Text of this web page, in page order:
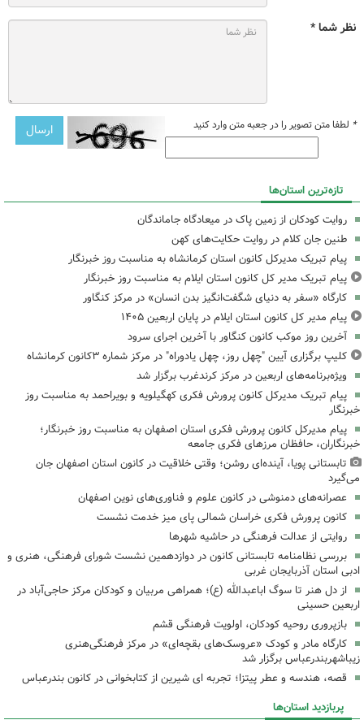
نظر شما *
* لطفا متن تصویر را در جعبه متن وارد کنید
تازه‌ترین استان‌ها
روایت کودکان از زمین پاک در میعادگاه جاماندگان
طنین جان کلام در روایت حکایت‌های کهن
پیام تبریک مدیرکل کانون استان کرمانشاه به مناسبت روز خبرنگار
پیام تبریک مدیر کل کانون استان ایلام به مناسبت روز خبرنگار
کارگاه «سفر به دنیای شگفت‌انگیز بدن انسان» در مرکز کنگاور
پیام مدیر کل کانون استان ایلام در پایان اربعین ۱۴۰۵
آخرین روز موکب کانون کنگاور با آخرین اجرای سرود
کلیپ برگزاری آیین "چهل روز، چهل یادوراه" در مرکز شماره ۳کانون کرمانشاه
ویژه‌برنامه‌های اربعین در مرکز کرندغرب برگزار شد
پیام تبریک مدیرکل کانون پرورش فکری کهگیلویه و بویراحمد به مناسبت روز
خبرنگار
پیام مدیرکل کانون پرورش فکری استان اصفهان به مناسبت روز خبرنگار؛
خبرنگاران، حافظان مرزهای فکری جامعه
تابستانی پویا، آینده‌ای روشن؛ وقتی خلاقیت در کانون استان اصفهان جان
می‌گیرد
عصرانه‌های دمنوشی در کانون علوم و فناوری‌های نوین اصفهان
کانون پرورش فکری خراسان شمالی پای میز خدمت نشست
روایتی از عدالت فرهنگی در حاشیه شهرها
بررسی نظامنامه تابستانی کانون در دوازدهمین نشست شورای فرهنگی، هنری و
ادبی استان آذربایجان غربی
از دل هنر تا سوگ اباعبدالله (ع)؛ همراهی مربیان و کودکان مرکز حاجی‌آباد در
اربعین حسینی
بازپروری روحیه کودکان، اولویت فرهنگی قشم
کارگاه مادر و کودک «عروسک‌های بقچه‌ای» در مرکز فرهنگی‌هنری
زیباشهربندرعباس برگزار شد
قصه، هندسه و عطر پیتزا؛ تجربه ای شیرین از کتابخوانی در کانون بندرعباس
پربازدید استان‌ها